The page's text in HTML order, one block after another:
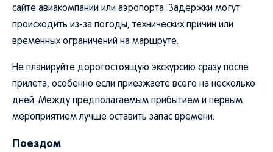
сайте авиакомпании или аэропорта. Задержки могут
происходить из-за погоды, технических причин или
временных ограничений на маршруте.
Не планируйте дорогостоящую экскурсию сразу после
прилета, особенно если приезжаете всего на несколько
дней. Между предполагаемым прибытием и первым
мероприятием лучше оставить запас времени.
Поездом